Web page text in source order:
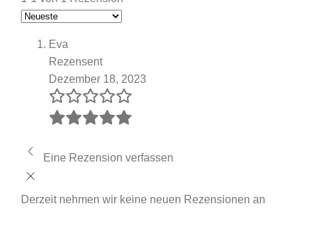
Eva
Rezensent
Dezember 18, 2023
Eine Rezension verfassen
Derzeit nehmen wir keine neuen Rezensionen an